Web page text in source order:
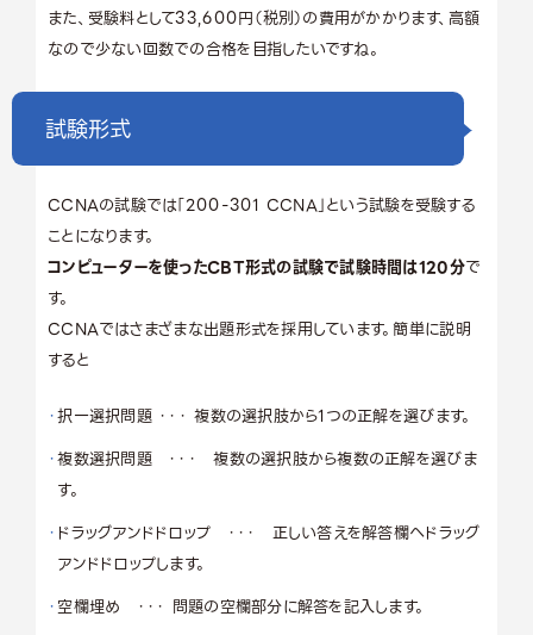
また、受験料として33,600円（税別）の費用がかかります、高額
なので少ない回数での合格を目指したいですね。
試験形式
CCNAの試験では「200-301 CCNA」という試験を受験する
ことになります。
コンピューターを使ったCBT形式の試験で試験時間は120分で
す。
CCNAではさまざまな出題形式を採用しています。簡単に説明
すると
択一選択問題 ・・・ 複数の選択肢から1つの正解を選びます。
複数選択問題 ・・・ 複数の選択肢から複数の正解を選びま
す。
ドラッグアンドドロップ ・・・ 正しい答えを解答欄へドラッグ
アンドドロップします。
空欄埋め ・・・ 問題の空欄部分に解答を記入します。